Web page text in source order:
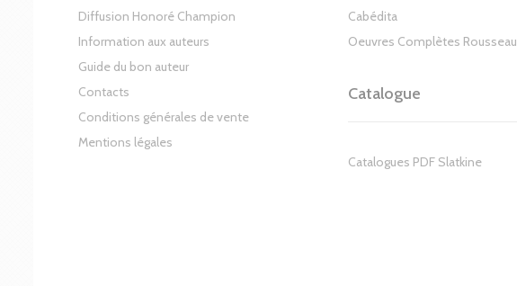
Diffusion Honoré Champion
Information aux auteurs
Guide du bon auteur
Contacts
Conditions générales de vente
Mentions légales
Cabédita
Oeuvres Complètes Rousseau
Catalogue
Catalogues PDF Slatkine